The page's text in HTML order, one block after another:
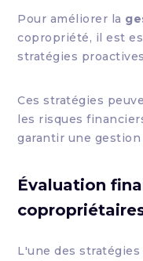
Pour améliorer la
copropriété, il est
stratégies
Ces stratégies
les risques
garantir une
Évaluation
L'une des